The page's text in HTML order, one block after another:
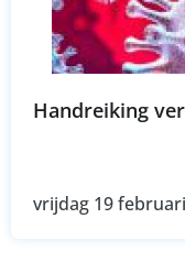
Handreiking
vrijdag 19